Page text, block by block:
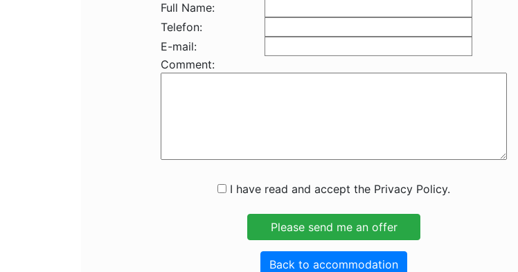
Full Name:
Telefon:
E-mail:
Comment:
I have read and accept the Privacy Policy.
Back to accommodation